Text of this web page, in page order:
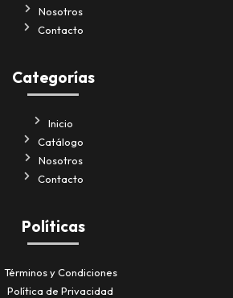
Nosotros
Contacto
Categorías
Inicio
Catálogo
Nosotros
Contacto
Políticas
Términos y Condiciones
Política de Privacidad